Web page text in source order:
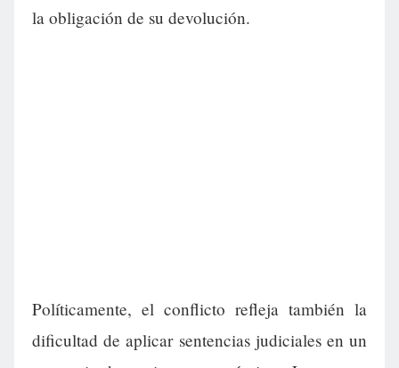
la obligación de su devolución.
Políticamente, el conflicto refleja también la
dificultad de aplicar sentencias judiciales en un